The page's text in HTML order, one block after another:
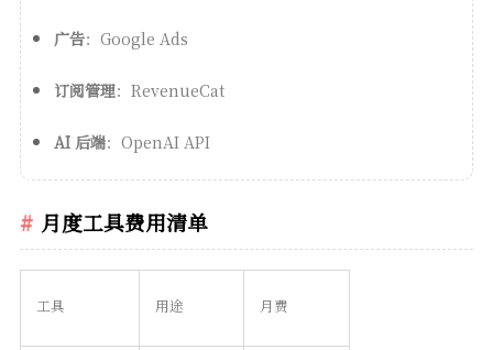
广告：Google Ads
订阅管理：RevenueCat
AI 后端：OpenAI API
月度工具费用清单
工具 用途 月费